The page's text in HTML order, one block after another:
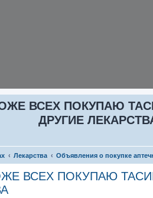
ВСЕХ ПОКУПАЮ
ДРУГИЕ
Лекарства Объявления о покупке
ВСЕХ ПОКУПАЮ